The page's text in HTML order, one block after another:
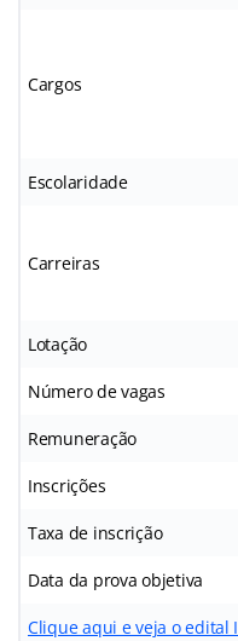
Cargos
Escolaridade
Carreiras
Lotação
Número de vagas
Remuneração
Inscrições
Taxa de inscrição
Data da prova objetiva
Clique aqui e veja o edital